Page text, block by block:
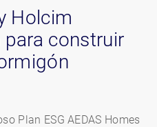
Holcim
para construir
Plan ESG AEDAS Homes